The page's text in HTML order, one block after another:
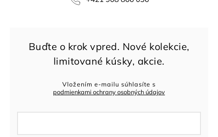
Vložením e-mailu súhlasíte s
podmienkami ochrany osobných údajov